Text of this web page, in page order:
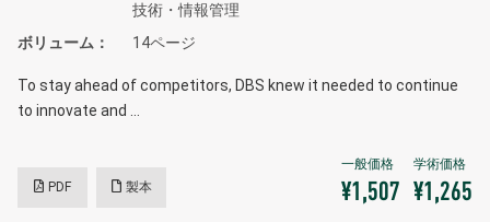
技術・情報管理
ボリューム
14ページ
To stay ahead of competitors, DBS knew it needed to continue
to innovate and …
PDF 製本 ¥1,507 ¥1,265